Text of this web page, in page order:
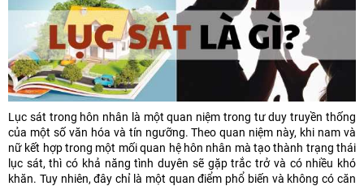
Lục sát trong hôn nhân là một quan niệm trong tư duy truyền thống
của một số văn hóa và tín ngưỡng. Theo quan niệm này, khi nam và
nữ kết hợp trong một mối quan hệ hôn nhân mà tạo thành trạng thái
lục sát, thì có khả năng tình duyên sẽ gặp trắc trở và có nhiều khó
khăn. Tuy nhiên, đây chỉ là một quan điểm phổ biến và không có căn